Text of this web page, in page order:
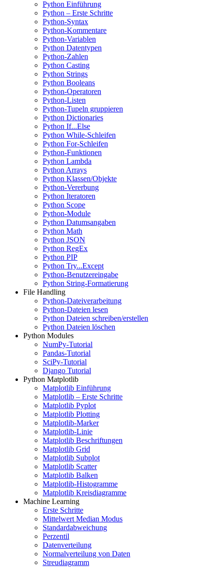
Python Einführung
Python – Erste Schritte
Python-Syntax
Python-Kommentare
Python-Variablen
Python Datentypen
Python-Zahlen
Python Casting
Python Strings
Python Booleans
Python-Operatoren
Python-Listen
Python-Tupeln gruppieren
Python Dictionaries
Python If...Else
Python While-Schleifen
Python For-Schleifen
Python-Funktionen
Python Lambda
Python Arrays
Python Klassen/Objekte
Python-Vererbung
Python Iteratoren
Python Scope
Python-Module
Python Datumsangaben
Python Math
Python JSON
Python RegEx
Python PIP
Python Try...Except
Python-Benutzereingabe
Python String-Formatierung
File Handling
Python-Dateiverarbeitung
Python-Dateien lesen
Python Dateien schreiben/erstellen
Python Dateien löschen
Python Modules
NumPy-Tutorial
Pandas-Tutorial
SciPy-Tutorial
Django Tutorial
Python Matplotlib
Matplotlib Einführung
Matplotlib – Erste Schritte
Matplotlib Pyplot
Matplotlib Plotting
Matplotlib-Marker
Matplotlib-Linie
Matplotlib Beschriftungen
Matplotlib Grid
Matplotlib Subplot
Matplotlib Scatter
Matplotlib Balken
Matplotlib-Histogramme
Matplotlib Kreisdiagramme
Machine Learning
Erste Schritte
Mittelwert Median Modus
Standardabweichung
Perzentil
Datenverteilung
Normalverteilung von Daten
Streudiagramm